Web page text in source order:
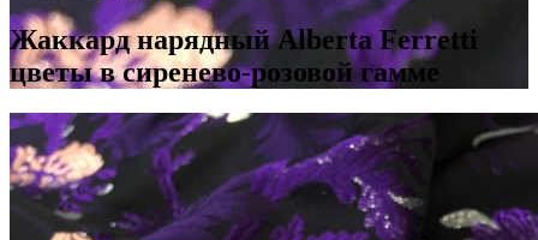
Жаккард нарядный Alberta Ferretti
цветы в сиренево-розовой гамме